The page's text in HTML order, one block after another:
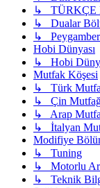
↳ TÜRKÇE
↳ Dualar
↳
Hobi Dünyası
↳ Hobi
Mutfak Köşesi
↳ Türk
↳ Çin
↳ Arap
↳ İtalyan
Modifiye
↳ Tuning
↳ Motorlu
↳ Teknik